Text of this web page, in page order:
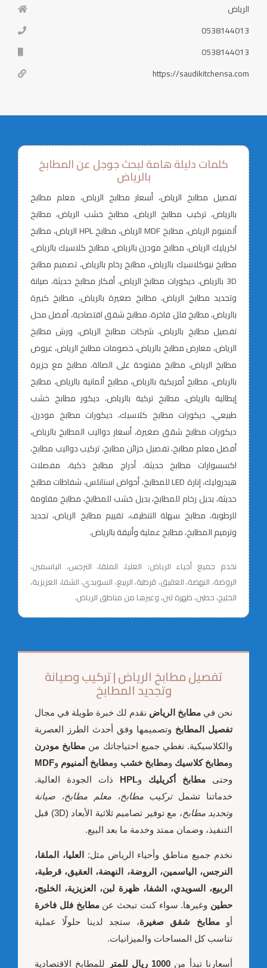
الرياض
0538144013
0538144013
https://saudikitchensa.com
كلمات دليلة هامة لبحث جوجل عن المطابخ
بالرياض
تفصيل مطابخ الرياض، أسعار مطابخ الرياض، معلم مطابخ
بالرياض، تركيب مطابخ الرياض، مطابخ خشب الرياض، مطابخ
ألمنيوم الرياض، مطابخ MDF الرياض، مطابخ HPL الرياض، مطابخ
اكريليك الرياض، مطابخ مودرن بالرياض، مطابخ كلاسيك بالرياض،
مطابخ نيوكلاسيك بالرياض، مطابخ رخام بالرياض، تصميم مطابخ
3D بالرياض، ديكورات مطابخ الرياض، أفكار مطابخ حديثة، صيانة
وتجديد مطابخ الرياض، مطابخ صغيرة بالرياض، مطابخ كبيرة
بالرياض، مطابخ فلل فاخرة، مطابخ شقق اقتصادية، أفضل محل
تفصيل مطابخ بالرياض، شركات مطابخ الرياض، ورش مطابخ
الرياض، معارض مطابخ بالرياض، خصومات مطابخ الرياض، عروض
مطابخ الرياض، مطابخ مفتوحة على الصالة، مطابخ مع جزيرة
بالرياض، مطابخ أمريكية بالرياض، مطابخ ألمانية بالرياض، مطابخ
إيطالية بالرياض، مطابخ تركية بالرياض، ديكور مطابخ خشب
طبيعي، ديكورات مطابخ كلاسيك، ديكورات مطابخ مودرن،
ديكورات مطابخ شقق صغيرة، أسعار دواليب المطابخ بالرياض،
أفضل معلم مطابخ، تفصيل خزائن مطابخ، تركيب دواليب مطابخ،
اكسسوارات مطابخ حديثة، أدراج مطابخ ذكية، مفصلات
هيدروليك، إنارة LED للمطابخ، أحواض استانلس، شفاطات مطابخ
حديثة، بديل رخام للمطابخ، بديل خشب للمطابخ، مطابخ مقاومة
للرطوبة، مطابخ سهلة التنظيف، تقييم مطابخ الرياض، تجديد
وترميم المطابخ، مطابخ عملية وأنيقة بالرياض.
نخدم جميع أحياء الرياض: العليا، الملقا، النرجس، الياسمين،
الروضة، النهضة، العقيق، قرطبة، الربيع، السويدي، الشفا، العزيزية،
الخليج، حطين، ظهرة لبن، وغيرها من مناطق الرياض.
تفصيل مطابخ الرياض | تركيب وصيانة
وتجديد المطابخ
نحن في مطابخ الرياض نقدم لك خبرة طويلة في مجال
تفصيل المطابخ وتصميمها وفق أحدث الطرز العصرية
والكلاسيكية. نغطي جميع احتياجاتك من مطابخ مودرن
ومطابخ كلاسيك ومطابخ خشب ومطابخ ألمنيوم وMDF
وحتى مطابخ أكريليك وHPL ذات الجودة العالية.
خدماتنا تشملتركيب مطابخ، معلم مطابخ، صيانة
وتجديد مطابخ
، مع توفير تصاميم ثلاثية الأبعاد (3D) قبل
التنفيذ، وضمان ممتد وخدمة ما بعد البيع.
نخدم جميع مناطق وأحياء الرياض مثل:
العليا، الملقا،
النرجس، الياسمين، الروضة، النهضة، العقيق، قرطبة،
الربيع، السويدي، الشفا، ظهرة لبن، العزيزية، الخليج،
حطين وغيرها. سواء كنت تبحث عنمطابخ فلل فاخرة
أومطابخ شقق صغيرة، ستجد لدينا حلولًا عملية
تناسب كل المساحات والميزانيات.
أسعارنا تبدأ من 1000 ريال للمتر للمطابخ الاقتصادية